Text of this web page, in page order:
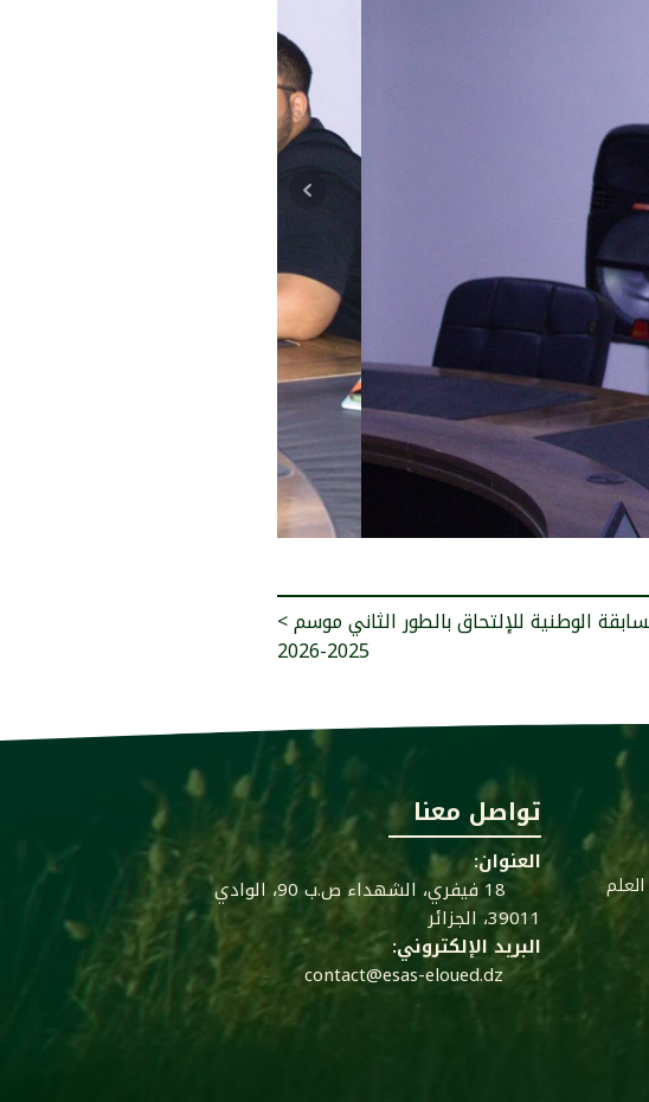
< إعلان عن المسابقة الوطنية للإلتحاق بالطور الثاني موسم
2025-2026
تواصل معنا
العنوان:
18 فيفري، الشهداء ص.ب 90، الوادي
39011، الجزائر
البريد الإلكتروني:
contact@esas-eloued.dz